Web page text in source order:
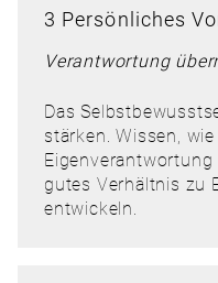
3 Persönliches
Verantwortung
Das
stärken. Wissen,
gutes Verhältnis zu
entwickeln.